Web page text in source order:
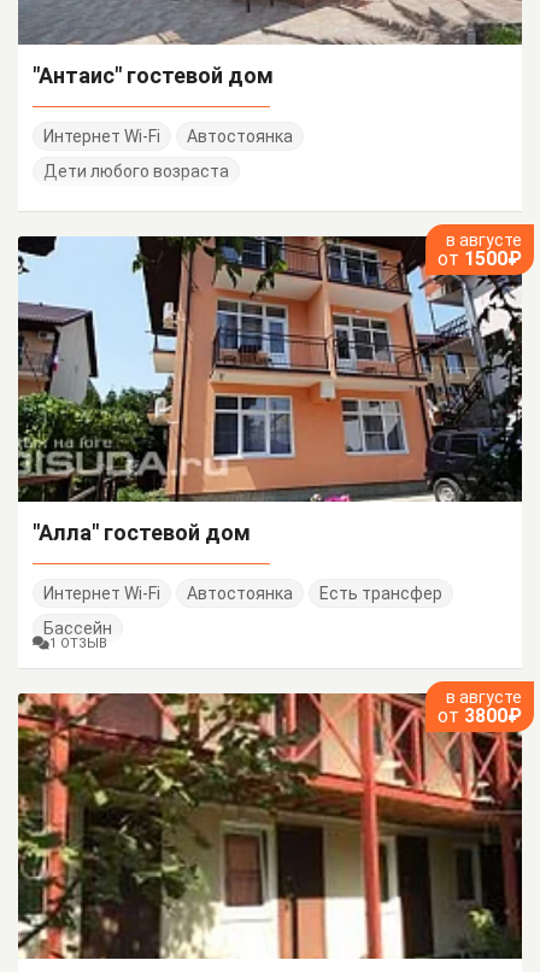
"Антаис" гостевой дом
Интернет Wi-Fi
Автостоянка
Дети любого возраста
в августе
от 1500₽
"Алла" гостевой дом
Интернет Wi-Fi Автостоянка
Есть трансфер
Бассейн
1 ОТЗЫВ
в августе
от 3800₽